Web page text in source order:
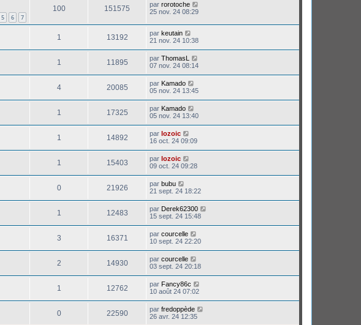
5 6 7
100 151575 par rorotoche
25 nov. 24 08:29
1 13192 par keutain
21 nov. 24 10:38
1 11895 par ThomasL
07 nov. 24 08:14
4 20085 par Kamado
05 nov. 24 13:45
1 17325 par Kamado
05 nov. 24 13:40
1 14892 par lozoic
16 oct. 24 09:09
1 15403 par lozoic
09 oct. 24 09:28
0 21926 par bubu
21 sept. 24 18:22
1 12483 par Derek62300
15 sept. 24 15:48
3 16371 par courcelle
10 sept. 24 22:20
2 14930 par courcelle
03 sept. 24 20:18
1 12762 par Fancy86c
10 août 24 07:02
0 22590 par fredoppède
26 avr. 24 12:35